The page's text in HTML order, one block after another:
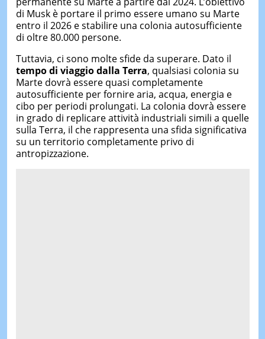
di Musk è portare il primo essere umano su Marte
entro il 2026 e stabilire una colonia autosufficiente
di oltre 80.000 persone.
Tuttavia, ci sono molte sfide da superare. Dato il
tempo di viaggio dalla Terra, qualsiasi colonia su
Marte dovrà essere quasi completamente
autosufficiente per fornire aria, acqua, energia e
cibo per periodi prolungati. La colonia dovrà essere
in grado di replicare attività industriali simili a quelle
sulla Terra, il che rappresenta una sfida significativa
su un territorio completamente privo di
antropizzazione.